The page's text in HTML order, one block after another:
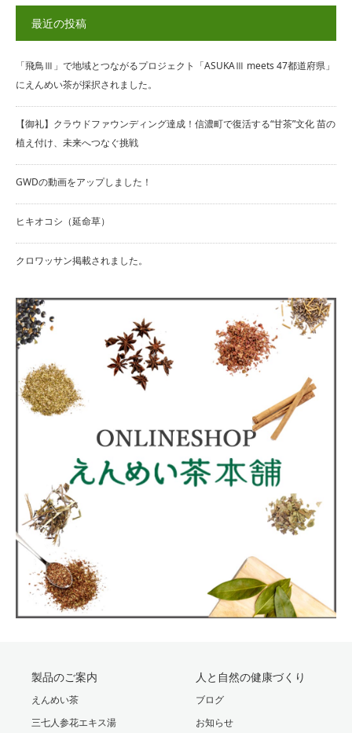
最近の投稿
「飛鳥Ⅲ」で地域とつながるプロジェクト「ASUKAⅢ meets 47都道府県」
にえんめい茶が採択されました。
【御礼】クラウドファウンディング達成！信濃町で復活する“甘茶”文化 苗の
植え付け、未来へつなぐ挑戦
GWDの動画をアップしました！
ヒキオコシ（延命草）
クロワッサン掲載されました。
製品のご案内
えんめい茶
三七人参花エキス湯
人と自然の健康づくり
ブログ
お知らせ